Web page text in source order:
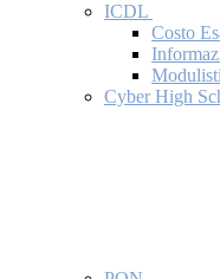
ICDL
Costo
Cyber High